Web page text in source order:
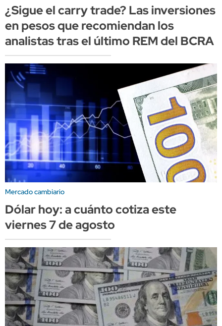
¿Sigue el carry trade? Las inversiones
en pesos que recomiendan los
analistas tras el último REM del BCRA
Mercado cambiario
Dólar hoy: a cuánto cotiza este
viernes 7 de agosto